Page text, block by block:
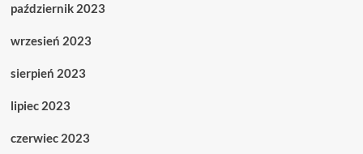
październik 2023
wrzesień 2023
sierpień 2023
lipiec 2023
czerwiec 2023